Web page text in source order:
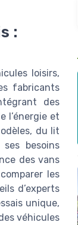
:
loisirs,
fabricants
des
l’énergie et
du lit
besoins
des vans
les
d’experts
unique,
véhicules